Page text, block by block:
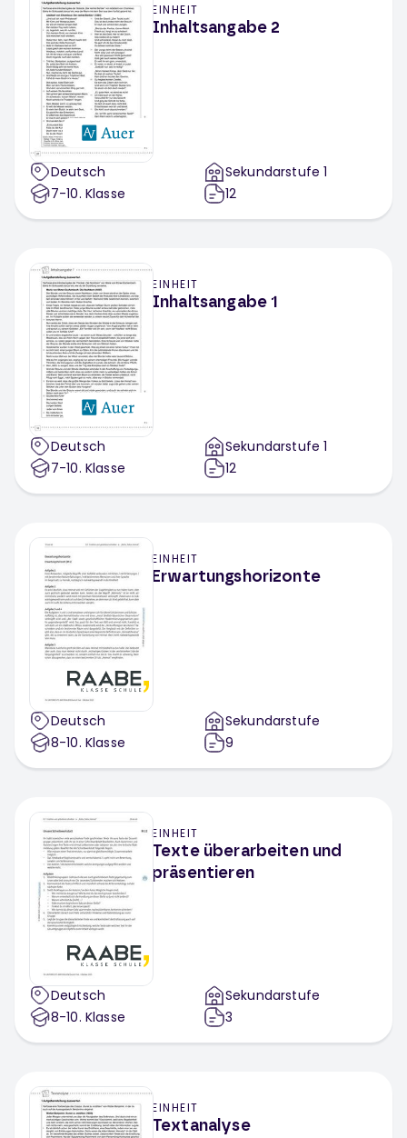
EINHEIT
Inhaltsangabe 2
Deutsch
7-10. Klasse
Sekundarstufe 1
12
EINHEIT
Inhaltsangabe 1
Deutsch
7-10. Klasse
Sekundarstufe 1
12
EINHEIT
Erwartungshorizonte
Deutsch
8-10. Klasse
Sekundarstufe
9
EINHEIT
Texte überarbeiten und
präsentieren
Deutsch
8-10. Klasse
Sekundarstufe
3
EINHEIT
Textanalyse